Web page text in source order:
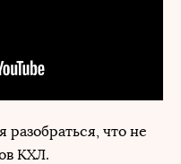
разобраться, что не
КХЛ.